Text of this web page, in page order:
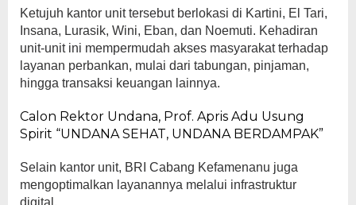
Ketujuh kantor unit tersebut berlokasi di Kartini, El Tari,
Insana, Lurasik, Wini, Eban, dan Noemuti. Kehadiran
unit-unit ini mempermudah akses masyarakat terhadap
layanan perbankan, mulai dari tabungan, pinjaman,
hingga transaksi keuangan lainnya.
Calon Rektor Undana, Prof. Apris Adu Usung
Spirit “UNDANA SEHAT, UNDANA BERDAMPAK”
Selain kantor unit, BRI Cabang Kefamenanu juga
mengoptimalkan layanannya melalui infrastruktur
digital.